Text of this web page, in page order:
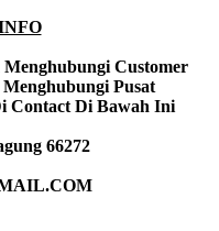
Customer
Pusat
Contact Di Bawah Ini
66272